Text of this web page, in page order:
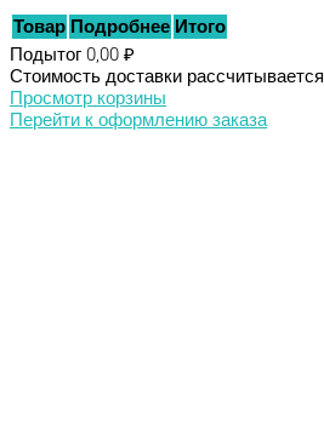
Товар Подробнее Итого
Подытог 0,00 ₽
Стоимость доставки
Просмотр корзины
Перейти к оформлению заказа